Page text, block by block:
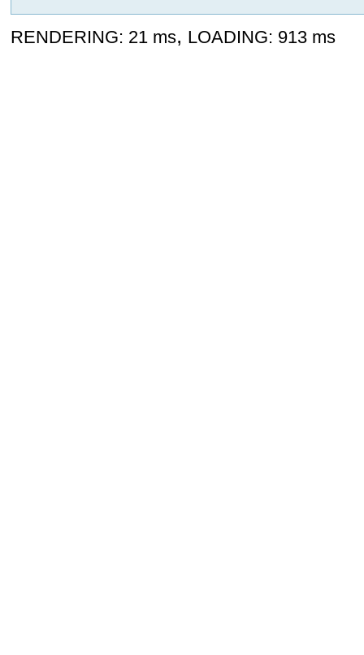
RENDERING: 21 ms, LOADING: 913 ms